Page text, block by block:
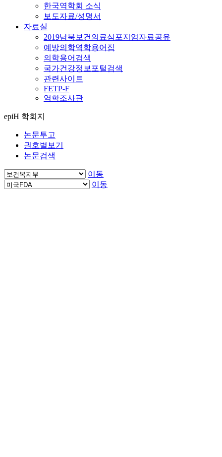
한국역학회 소식
보도자료/성명서
자료실
2019남북보건의료심포지엄자료공유
예방의학역학용어집
의학용어검색
국가건강정보포털검색
관련사이트
FETP-F
역학조사관
epiH 학회지
논문투고
권호별보기
논문검색
이동
이동